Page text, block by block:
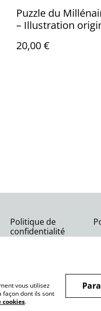
Puzzle du
– Illustration
20,00 €
Politique de
confidentialité
vous utilisez
façon dont ils sont
.